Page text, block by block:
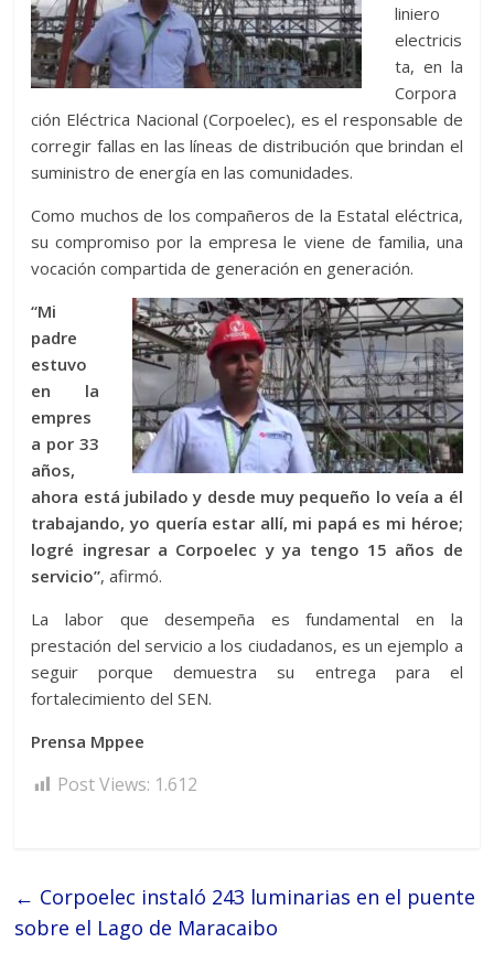
liniero
electricis
ta, en la
Corpora
ción Eléctrica Nacional (Corpoelec), es el responsable de
corregir fallas en las líneas de distribución que brindan el
suministro de energía en las comunidades.
Como muchos de los compañeros de la Estatal eléctrica,
su compromiso por la empresa le viene de familia, una
vocación compartida de generación en generación.
“Mi
padre
estuvo
en la
empres
a por 33
años,
ahora está jubilado y desde muy pequeño lo veía a él
trabajando, yo quería estar allí, mi papá es mi héroe;
logré ingresar a Corpoelec y ya tengo 15 años de
servicio”, afirmó.
La labor que desempeña es fundamental en la
prestación del servicio a los ciudadanos, es un ejemplo a
seguir porque demuestra su entrega para el
fortalecimiento del SEN.
Prensa Mppee
Post Views: 1.612
← Corpoelec instaló 243 luminarias en el puente
sobre el Lago de Maracaibo